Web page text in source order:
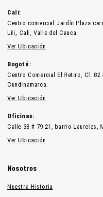
Cali:
Centro comercial Jardín Plaza
Lili, Cali, Valle del Cauca.
Ver Ubicación
Bogotá:
Centro Comercial El Retiro, Cl. 82
Cundinamarca.
Ver Ubicación
Oficinas:
Calle 38 # 79-21, barrio Laureles,
Ver Ubicación
Nosotros
Nuestra Historia